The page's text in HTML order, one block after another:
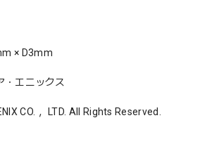
× D3mm
・エニックス
CO.， LTD. All Rights Reserved.